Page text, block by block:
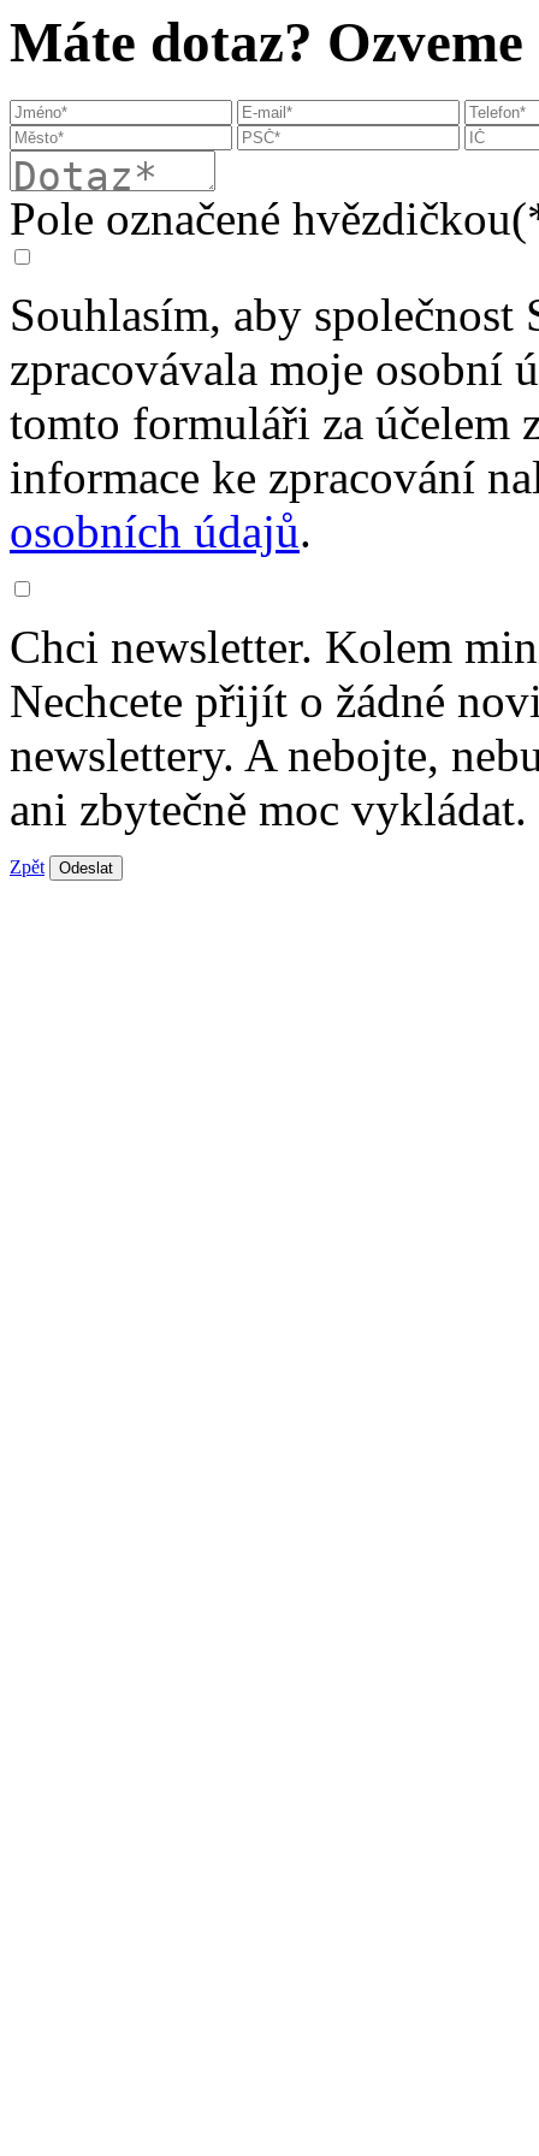
Máte dotaz? Ozveme
Pole označené
Souhlasím, aby společnost
zpracovávala moje osobní
tomto formuláři za účelem
informace ke zpracování
osobních údajů.
Chci newsletter. Kolem
Nechcete přijít o žádné
newslettery. A nebojte,
ani zbytečně moc vykládat.
Zpět Odeslat